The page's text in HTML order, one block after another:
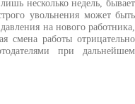
несколько недель, бывает
увольнения может быть
на нового работника,
смена работы отрицательно
при дальнейшем